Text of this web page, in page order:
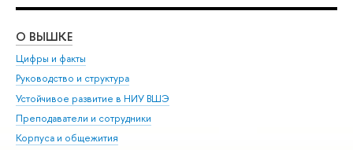
О ВЫШКЕ
Цифры и факты
Руководство и структура
Устойчивое развитие в НИУ ВШЭ
Преподаватели и сотрудники
Корпуса и общежития